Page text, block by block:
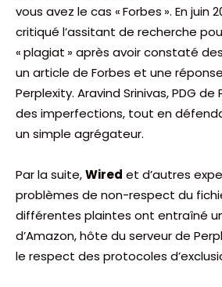
vous avez le cas « Forbes ». En juin
critiqué l’assitant de recherche
« plagiat » après avoir constaté
un article de Forbes et une
Perplexity. Aravind Srinivas, PDG
des imperfections, tout en
un simple agrégateur.
Par la suite,Wired et d’autres
problèmes de non-respect du
différentes plaintes ont entraîné
d’Amazon, hôte du serveur de
le respect des protocoles